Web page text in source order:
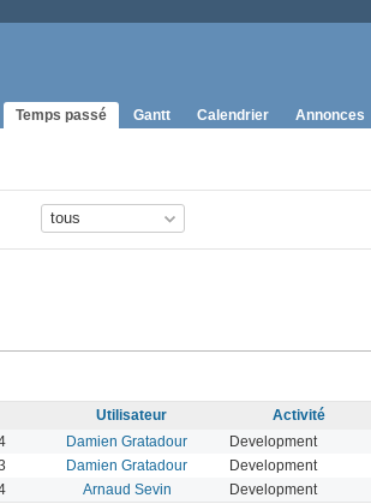
Temps passé Gantt Calendrier Annonces
Utilisateur Activité
Damien Gratadour Development
Damien Gratadour Development
Arnaud Sevin Development